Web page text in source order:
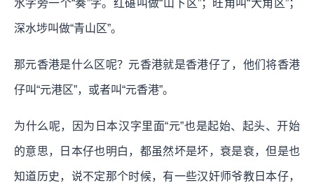
水字旁一个“奏”字。红碪叫做“山下区”；旺角叫“大角区”；
深水埗叫做“青山区”。
那元香港是什么区呢？元香港就是香港仔了，他们将香港
仔叫“元港区”，或者叫“元香港”。
为什么呢，因为日本汉字里面“元”也是起始、起头、开始
的意思，日本仔也明白，都虽然坏是坏，衰是衰，但是也
知道历史，说不定那个时候，有一些汉奸师爷教日本仔，